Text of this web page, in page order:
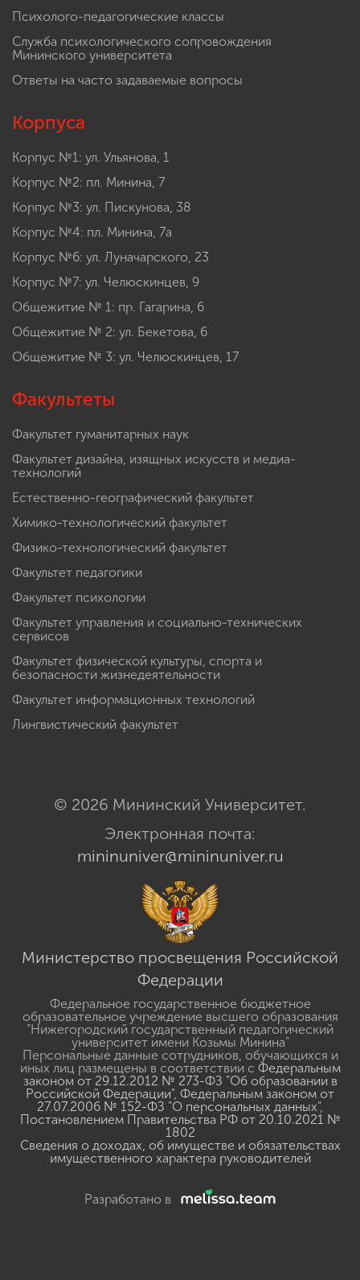
Психолого-педагогические классы
Служба психологического сопровождения
Мининского университета
Ответы на часто задаваемые вопросы
Корпуса
Корпус №1: ул. Ульянова, 1
Корпус №2: пл. Минина, 7
Корпус №3: ул. Пискунова, 38
Корпус №4: пл. Минина, 7а
Корпус №6: ул. Луначарского, 23
Корпус №7: ул. Челюскинцев, 9
Общежитие № 1: пр. Гагарина, 6
Общежитие № 2: ул. Бекетова, 6
Общежитие № 3: ул. Челюскинцев, 17
Факультеты
Факультет гуманитарных наук
Факультет дизайна, изящных искусств и медиа-
технологий
Естественно-географический факультет
Химико-технологический факультет
Физико-технологический факультет
Факультет педагогики
Факультет психологии
Факультет управления и социально-технических
сервисов
Факультет физической культуры, спорта и
безопасности жизнедеятельности
Факультет информационных технологий
Лингвистический факультет
© 2026 Мининский Университет.
Электронная почта:
mininuniver@mininuniver.ru
Министерство просвещения Российской
Федерации
Федеральное государственное бюджетное
образовательное учреждение высшего образования
"Нижегородский государственный педагогический
университет имени Козьмы Минина"
Персональные данные сотрудников, обучающихся и
иных лиц размещены в соответствии с Федеральным
законом от 29.12.2012 № 273-ФЗ "Об образовании в
Российской Федерации", Федеральным законом от
27.07.2006 № 152-ФЗ "О персональных данных",
Постановлением Правительства РФ от 20.10.2021 №
1802
Сведения о доходах, об имуществе и обязательствах
имущественного характера руководителей
Разработано в